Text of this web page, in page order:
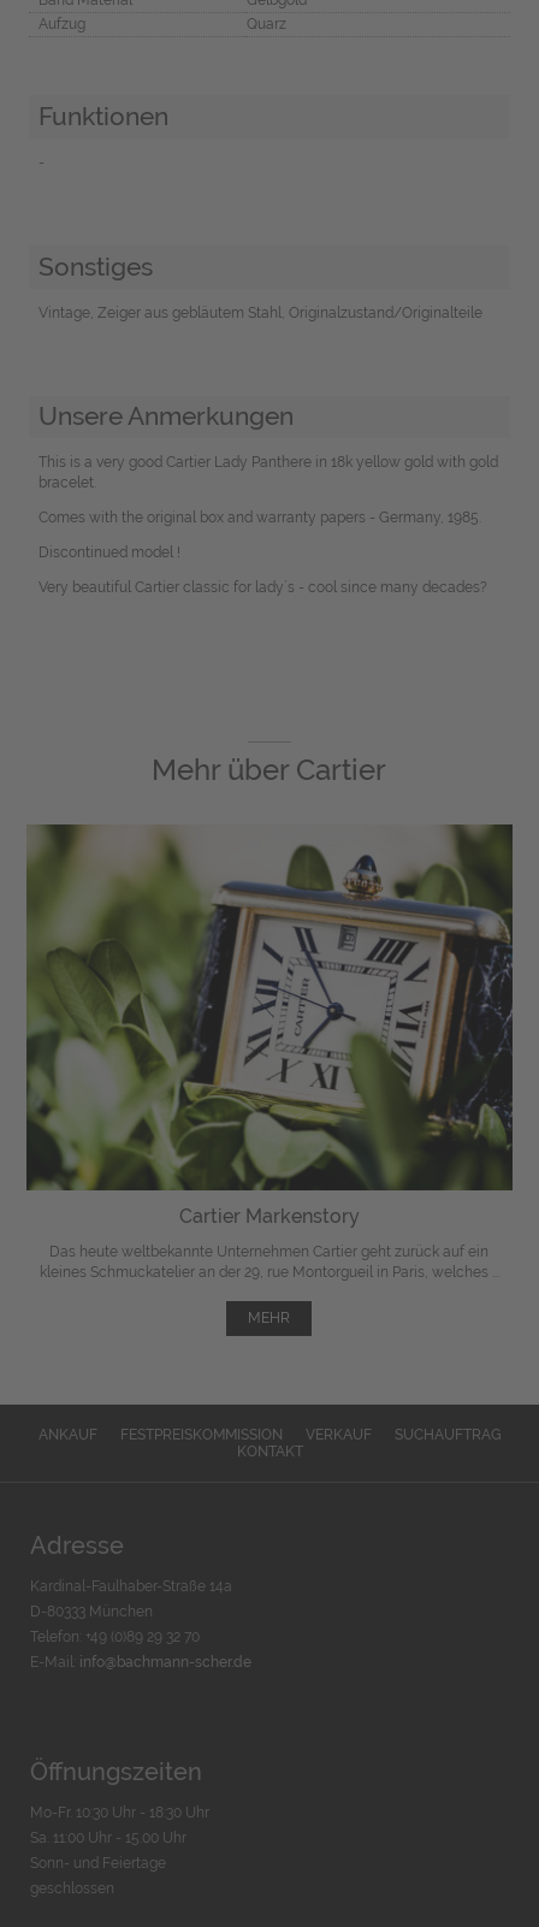
Aufzug
Quarz
Funktionen
-
Sonstiges
Vintage, Zeiger aus gebläutem Stahl, Originalzustand/Originalteile
Unsere Anmerkungen
This is a very good Cartier Lady Panthere in 18k yellow gold with gold
bracelet.
Comes with the original box and warranty papers - Germany, 1985.
Discontinued model !
Very beautiful Cartier classic for lady´s - cool since many decades?
Mehr über Cartier
Cartier Markenstory
Das heute weltbekannte Unternehmen Cartier geht zurück auf ein
kleines Schmuckatelier an der 29, rue Montorgueil in Paris, welches ...
MEHR
ANKAUF FESTPREISKOMMISSION VERKAUF
SUCHAUFTRAG
KONTAKT
Adresse
Kardinal-Faulhaber-Straße 14a
D-80333 München
Telefon: +49 (0)89 29 32 70
E-Mail: info@bachmann-scher.de
Öffnungszeiten
Mo-Fr. 10:30 Uhr - 18:30 Uhr
Sa. 11:00 Uhr - 15.00 Uhr
Sonn- und Feiertage
geschlossen